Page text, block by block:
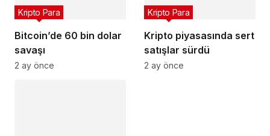
Bitcoin’de 60 bin dolar
savaşı
Kripto Para
2 ay önce
Kripto piyasasında sert
satışlar sürdü
Kripto Para
2 ay önce